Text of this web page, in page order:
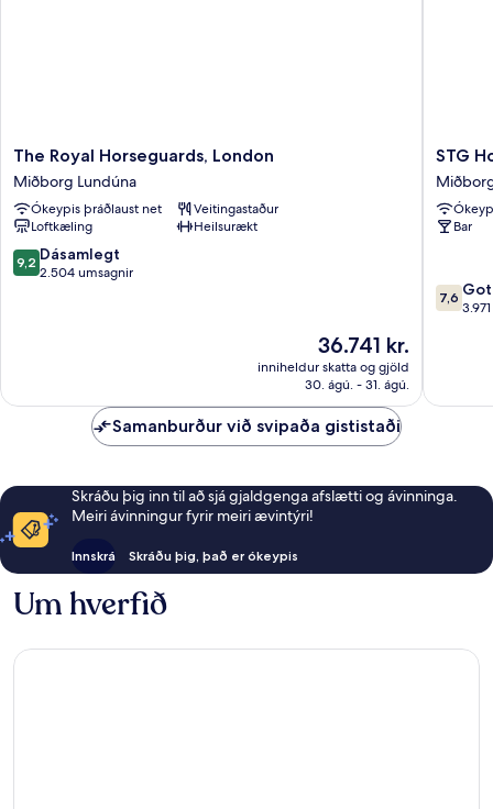
The
Royal
Horseguards,
London
Miðborg
Lundúna
The Royal Horseguards, London
Miðborg Lundúna
Ókeypis þráðlaust net
Veitingastaður
Loftkæling
Heilsurækt
9.2
af
9,2 Dásamlegt
2.504 umsagnir
Verðið
er
36.741 kr.
36.741 kr.
inniheldur skatta og gjöld
30. ágú. - 31. ágú.
STG
Hotel
London
Oxford
Street
STG
Bar
7.6
af
7,6
Samanburður við svipaða gististaði
Skráðu þig inn til að sjá gjaldgenga afslætti og ávinninga.
Meiri ávinningur fyrir meiri ævintýri!
Innskrá Skráðu þig, það er ókeypis
Um hverfið